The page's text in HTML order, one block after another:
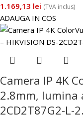
1.169,13 lei (TVA inclus)
ADAUGA IN COS
Camera IP 4K
2.8mm, lumina
2CD2T87G2-L-